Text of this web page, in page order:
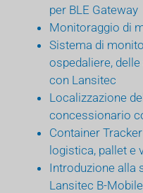
per BLE Gateway
Monitoraggio di
Sistema di
ospedaliere,
con Lansitec
Localizzazione
concessionario
Container
logistica, pallet e
Introduzione alla
Lansitec B-Mobile